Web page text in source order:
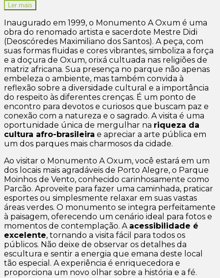
Ler mais
Inaugurado em 1999, o Monumento A Oxum é uma
obra do renomado artista e sacerdote Mestre Didi
(Deoscóredes Maximiliano dos Santos). A peça, com
suas formas fluidas e cores vibrantes, simboliza a força
e a doçura de Oxum, orixá cultuada nas religiões de
matriz africana. Sua presença no parque não apenas
embeleza o ambiente, mas também convida à
reflexão sobre a diversidade cultural e a importância
do respeito às diferentes crenças. É um ponto de
encontro para devotos e curiosos que buscam paz e
conexão com a natureza e o sagrado. A visita é uma
oportunidade única de mergulhar na riqueza da
cultura afro-brasileira e apreciar a arte pública em
um dos parques mais charmosos da cidade.
Ao visitar o Monumento A Oxum, você estará em um
dos locais mais agradáveis de Porto Alegre, o Parque
Moinhos de Vento, conhecido carinhosamente como
Parcão. Aproveite para fazer uma caminhada, praticar
esportes ou simplesmente relaxar em suas vastas
áreas verdes. O monumento se integra perfeitamente
à paisagem, oferecendo um cenário ideal para fotos e
momentos de contemplação. A acessibilidade é
excelente, tornando a visita fácil para todos os
públicos. Não deixe de observar os detalhes da
escultura e sentir a energia que emana deste local
tão especial. A experiência é enriquecedora e
proporciona um novo olhar sobre a história e a fé.